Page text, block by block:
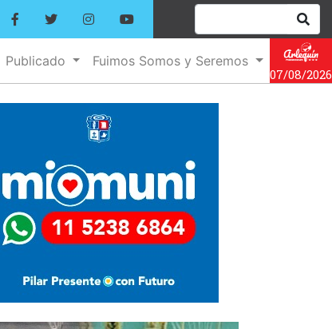
Publicado
Fuimos Somos y Seremos
07/08/2026